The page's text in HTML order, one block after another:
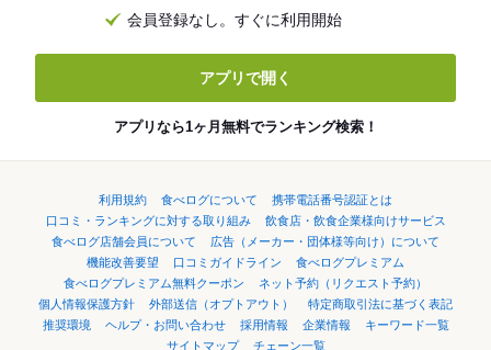
会員登録なし。すぐに利用開始
アプリで開く
アプリなら1ヶ月無料でランキング検索！
利用規約 食べログについて
携帯電話番号認証とは
口コミ・ランキングに対する取り組み
飲食店・飲食企業様向けサービス
食べログ店舗会員について
広告（メーカー・団体様等向け）について
機能改善要望
口コミガイドライン
食べログプレミアム
食べログプレミアム無料クーポン
ネット予約（リクエスト予約）
個人情報保護方針
外部送信（オプトアウト）
特定商取引法に基づく表記
推奨環境
ヘルプ・お問い合わせ 採用情報 企業情報
キーワード一覧
サイトマップ
チェーン一覧